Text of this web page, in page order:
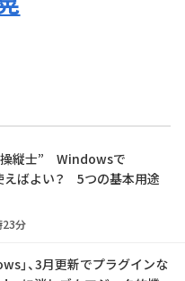
操縦士” Windowsで
えばよい？ 5つの基本用途
23分
」、3月更新でプラグインな